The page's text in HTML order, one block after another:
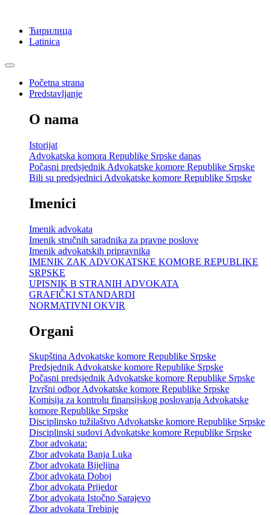
Ћирилица
Latinica
Početna strana
Predstavljanje
O nama
Istorijat
Advokatska komora Republike Srpske danas
Počasni predsjednik Advokatske komore Republike Srpske
Bili su predsjednici Advokatske komore Republike Srpske
Imenici
Imenik advokata
Imenik stručnih saradnika za pravne poslove
Imenik advokatskih pripravnika
IMENIK ZAK ADVOKATSKE KOMORE REPUBLIKE
SRPSKE
UPISNIK B STRANIH ADVOKATA
GRAFIČKI STANDARDI
NORMATIVNI OKVIR
Organi
Skupština Advokatske komore Republike Srpske
Predsjednik Advokatske komore Republike Srpske
Počasni predsjednik Advokatske komore Republike Srpske
Izvršni odbor Advokatske komore Republike Srpske
Komisija za kontrolu finansijskog poslovanja Advokatske
komore Republike Srpske
Disciplinsko tužilaštvo Advokatske komore Republike Srpske
Disciplinski sudovi Advokatske komore Republike Srpske
Zbor advokata:
Zbor advokata Banja Luka
Zbor advokata Bijeljina
Zbor advokata Doboj
Zbor advokata Prijedor
Zbor advokata Istočno Sarajevo
Zbor advokata Trebinje